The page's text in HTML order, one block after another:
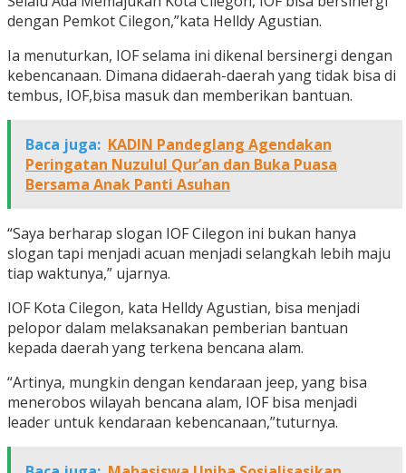
dengan Pemkot Cilegon,”kata Helldy Agustian.
Ia menuturkan, IOF selama ini dikenal bersinergi dengan
kebencanaan. Dimana didaerah-daerah yang tidak bisa di
tembus, IOF,bisa masuk dan memberikan bantuan.
Baca juga: KADIN Pandeglang Agendakan
Peringatan Nuzulul Qur’an dan Buka Puasa
Bersama Anak Panti Asuhan
“Saya berharap slogan IOF Cilegon ini bukan hanya
slogan tapi menjadi acuan menjadi selangkah lebih maju
tiap waktunya,” ujarnya.
IOF Kota Cilegon, kata Helldy Agustian, bisa menjadi
pelopor dalam melaksanakan pemberian bantuan
kepada daerah yang terkena bencana alam.
“Artinya, mungkin dengan kendaraan jeep, yang bisa
menerobos wilayah bencana alam, IOF bisa menjadi
leader untuk kendaraan kebencanaan,”tuturnya.